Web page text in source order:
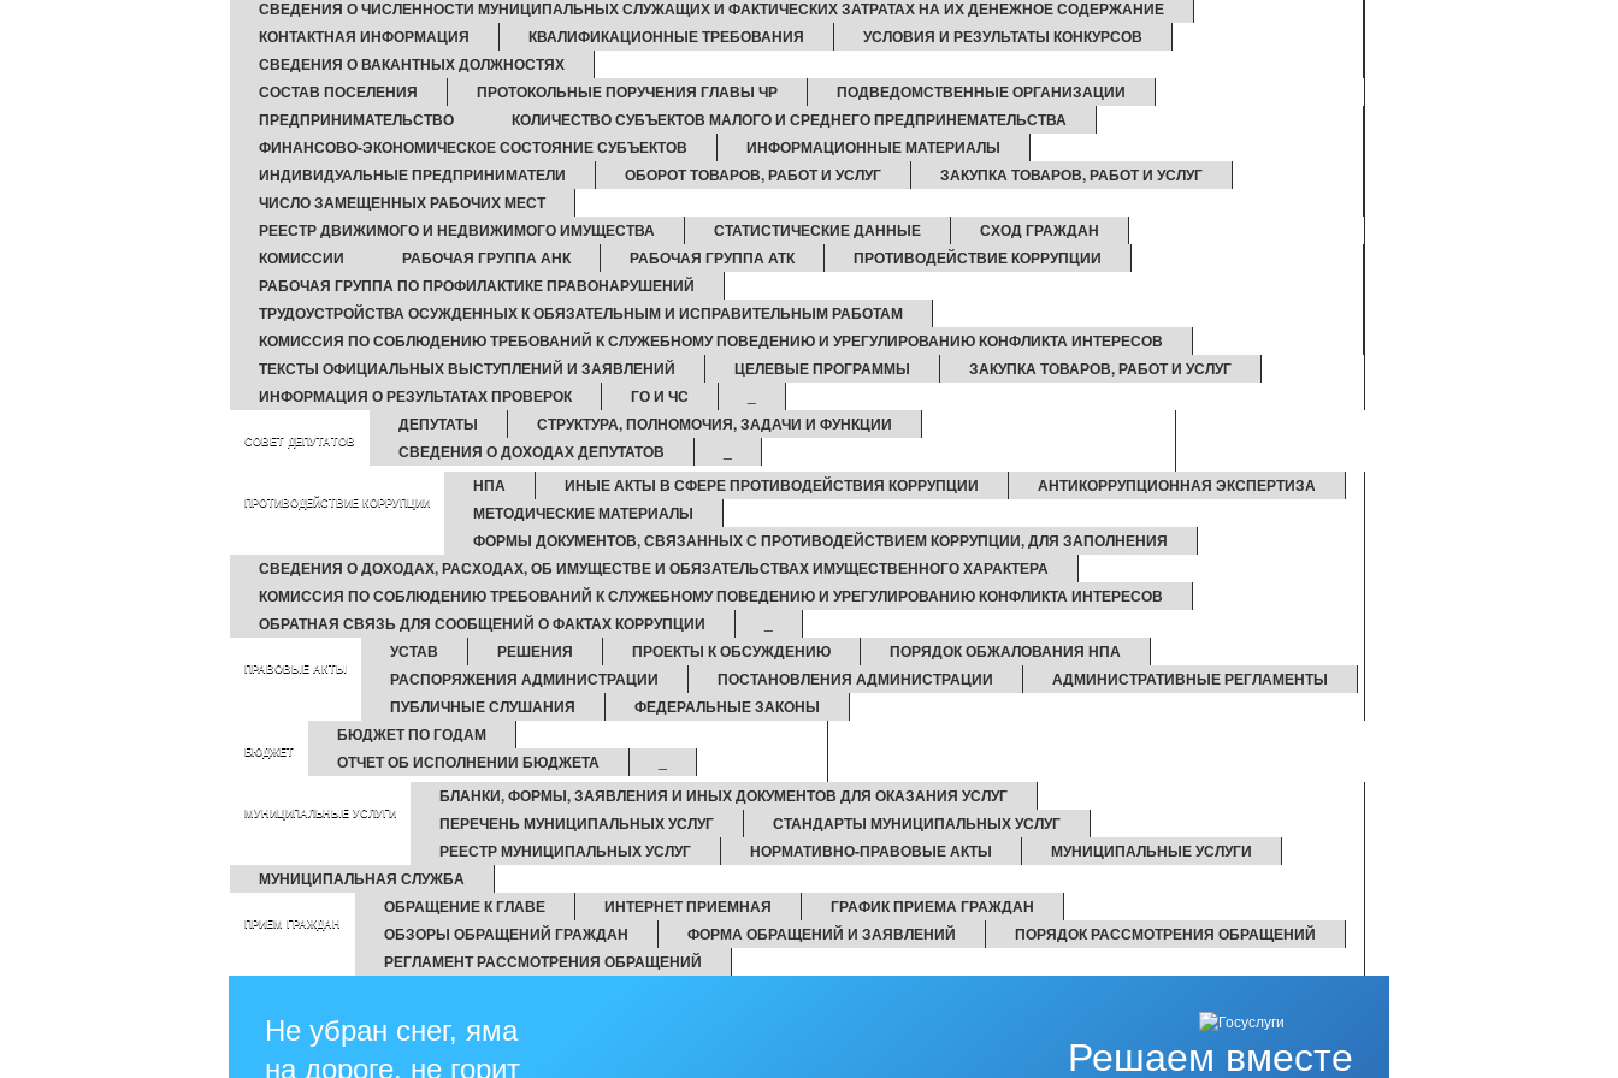
СВЕДЕНИЯ О ЧИСЛЕННОСТИ МУНИЦИПАЛЬНЫХ СЛУЖАЩИХ И ФАКТИЧЕСКИХ ЗАТРАТАХ НА ИХ ДЕНЕЖНОЕ СОДЕРЖАНИЕ
КОНТАКТНАЯ ИНФОРМАЦИЯ
КВАЛИФИКАЦИОННЫЕ ТРЕБОВАНИЯ
УСЛОВИЯ И РЕЗУЛЬТАТЫ КОНКУРСОВ
СВЕДЕНИЯ О ВАКАНТНЫХ ДОЛЖНОСТЯХ
СОСТАВ ПОСЕЛЕНИЯ
ПРОТОКОЛЬНЫЕ ПОРУЧЕНИЯ ГЛАВЫ ЧР
ПОДВЕДОМСТВЕННЫЕ ОРГАНИЗАЦИИ
ПРЕДПРИНИМАТЕЛЬСТВО
КОЛИЧЕСТВО СУБЪЕКТОВ МАЛОГО И СРЕДНЕГО ПРЕДПРИНЕМАТЕЛЬСТВА
ФИНАНСОВО-ЭКОНОМИЧЕСКОЕ СОСТОЯНИЕ СУБЪЕКТОВ
ИНФОРМАЦИОННЫЕ МАТЕРИАЛЫ
ИНДИВИДУАЛЬНЫЕ ПРЕДПРИНИМАТЕЛИ
ОБОРОТ ТОВАРОВ, РАБОТ И УСЛУГ
ЗАКУПКА ТОВАРОВ, РАБОТ И УСЛУГ
ЧИСЛО ЗАМЕЩЕННЫХ РАБОЧИХ МЕСТ
РЕЕСТР ДВИЖИМОГО И НЕДВИЖИМОГО ИМУЩЕСТВА
СТАТИСТИЧЕСКИЕ ДАННЫЕ
СХОД ГРАЖДАН
КОМИССИИ
РАБОЧАЯ ГРУППА АНК РАБОЧАЯ ГРУППА АТК
ПРОТИВОДЕЙСТВИЕ КОРРУПЦИИ
РАБОЧАЯ ГРУППА ПО ПРОФИЛАКТИКЕ ПРАВОНАРУШЕНИЙ
ТРУДОУСТРОЙСТВА ОСУЖДЕННЫХ К ОБЯЗАТЕЛЬНЫМ И ИСПРАВИТЕЛЬНЫМ РАБОТАМ
КОМИССИЯ ПО СОБЛЮДЕНИЮ ТРЕБОВАНИЙ К СЛУЖЕБНОМУ ПОВЕДЕНИЮ И УРЕГУЛИРОВАНИЮ КОНФЛИКТА ИНТЕРЕСОВ
ТЕКСТЫ ОФИЦИАЛЬНЫХ ВЫСТУПЛЕНИЙ И ЗАЯВЛЕНИЙ
ЦЕЛЕВЫЕ ПРОГРАММЫ
ЗАКУПКА ТОВАРОВ, РАБОТ И УСЛУГ
ИНФОРМАЦИЯ О РЕЗУЛЬТАТАХ ПРОВЕРОК
ГО И ЧС
СОВЕТ ДЕПУТАТОВ
ДЕПУТАТЫ
СТРУКТУРА, ПОЛНОМОЧИЯ, ЗАДАЧИ И ФУНКЦИИ
СВЕДЕНИЯ О ДОХОДАХ ДЕПУТАТОВ
ПРОТИВОДЕЙСТВИЕ КОРРУПЦИИ
НПА ИНЫЕ АКТЫ В СФЕРЕ ПРОТИВОДЕЙСТВИЯ КОРРУПЦИИ
АНТИКОРРУПЦИОННАЯ ЭКСПЕРТИЗА
МЕТОДИЧЕСКИЕ МАТЕРИАЛЫ
ФОРМЫ ДОКУМЕНТОВ, СВЯЗАННЫХ С ПРОТИВОДЕЙСТВИЕМ КОРРУПЦИИ, ДЛЯ ЗАПОЛНЕНИЯ
СВЕДЕНИЯ О ДОХОДАХ, РАСХОДАХ, ОБ ИМУЩЕСТВЕ И ОБЯЗАТЕЛЬСТВАХ ИМУЩЕСТВЕННОГО ХАРАКТЕРА
КОМИССИЯ ПО СОБЛЮДЕНИЮ ТРЕБОВАНИЙ К СЛУЖЕБНОМУ ПОВЕДЕНИЮ И УРЕГУЛИРОВАНИЮ КОНФЛИКТА ИНТЕРЕСОВ
ОБРАТНАЯ СВЯЗЬ ДЛЯ СООБЩЕНИЙ О ФАКТАХ КОРРУПЦИИ
ПРАВОВЫЕ АКТЫ
УСТАВ РЕШЕНИЯ ПРОЕКТЫ К ОБСУЖДЕНИЮ
ПОРЯДОК ОБЖАЛОВАНИЯ НПА
РАСПОРЯЖЕНИЯ АДМИНИСТРАЦИИ
ПОСТАНОВЛЕНИЯ АДМИНИСТРАЦИИ
АДМИНИСТРАТИВНЫЕ РЕГЛАМЕНТЫ
ПУБЛИЧНЫЕ СЛУШАНИЯ
ФЕДЕРАЛЬНЫЕ ЗАКОНЫ
БЮДЖЕТ
БЮДЖЕТ ПО ГОДАМ
ОТЧЕТ ОБ ИСПОЛНЕНИИ БЮДЖЕТА
МУНИЦИПАЛЬНЫЕ УСЛУГИ
БЛАНКИ, ФОРМЫ, ЗАЯВЛЕНИЯ И ИНЫХ ДОКУМЕНТОВ ДЛЯ ОКАЗАНИЯ УСЛУГ
ПЕРЕЧЕНЬ МУНИЦИПАЛЬНЫХ УСЛУГ
СТАНДАРТЫ МУНИЦИПАЛЬНЫХ УСЛУГ
РЕЕСТР МУНИЦИПАЛЬНЫХ УСЛУГ
НОРМАТИВНО-ПРАВОВЫЕ АКТЫ
МУНИЦИПАЛЬНЫЕ УСЛУГИ
МУНИЦИПАЛЬНАЯ СЛУЖБА
ПРИЕМ ГРАЖДАН
ОБРАЩЕНИЕ К ГЛАВЕ ИНТЕРНЕТ ПРИЕМНАЯ
ГРАФИК ПРИЕМА ГРАЖДАН
ОБЗОРЫ ОБРАЩЕНИЙ ГРАЖДАН
ФОРМА ОБРАЩЕНИЙ И ЗАЯВЛЕНИЙ
ПОРЯДОК РАССМОТРЕНИЯ ОБРАЩЕНИЙ
РЕГЛАМЕНТ РАССМОТРЕНИЯ ОБРАЩЕНИЙ
Решаем вместе
Не убран снег, яма
на дороге, не горит